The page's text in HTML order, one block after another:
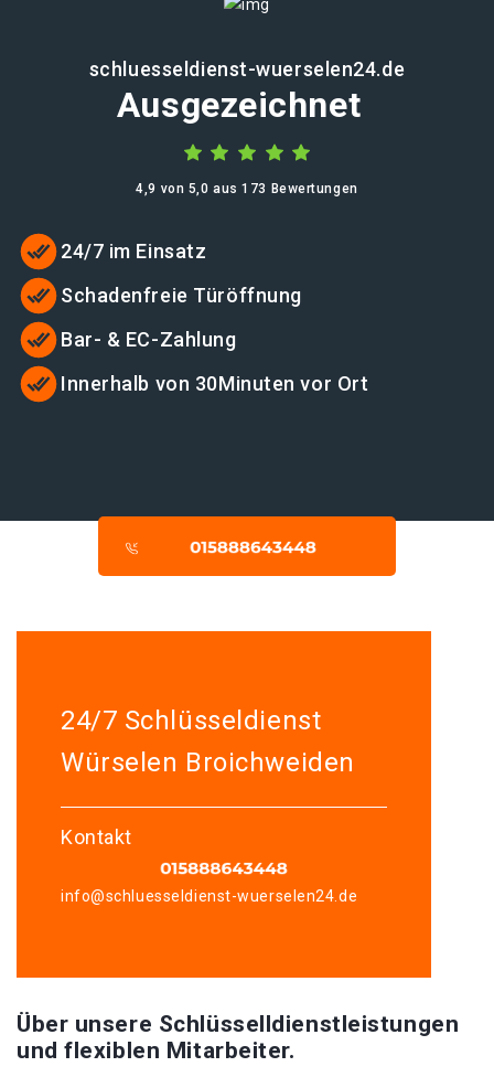
schluesseldienst-wuerselen24.de
Ausgezeichnet
4,9 von 5,0 aus 173 Bewertungen
24/7 im Einsatz
Schadenfreie Türöffnung
Bar- & EC-Zahlung
Innerhalb von 30Minuten vor Ort
24/7 Schlüsseldienst
Würselen Broichweiden
Kontakt
info@schluesseldienst-wuerselen24.de
Über unsere Schlüsselldienstleistungen
und flexiblen Mitarbeiter.